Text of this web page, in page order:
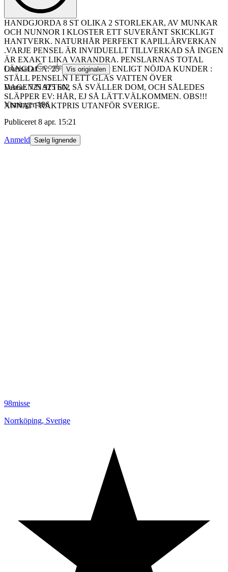
HANDGJORDA 8 ST OLIKA 2 STORLEKAR, AV MUNKAR
OCH NUNNOR I KLOSTER ETT SUVERÄNT SKICKLIGT
HANTVERK. NATURHÅR PERFEKT KAPILLÄRVERKAN
.VARJE PENSEL ÄR INVIDUELLT TILLVERKAD SÅ INGEN
ÄR EXAKT LIKA VARANDRA. PENSLARNAS TOTAL
LÄNGD CA: 25 - 30 CM. TIPS ENLIGT NÖJDA KUNDER :
STÄLL PENSELN I ETT GLAS VATTEN ÖVER
DAGEN/NATTEN, SÅ SVÄLLER DOM, OCH SÅLEDES
SLÄPPER EV: HÅR, EJ SÅ LÄTT.VÄLKOMMEN. OBS!!!
ANNAT FRAKTPRIS UTANFÖR SVERIGE.
Oversat af Vis originalen
Varenr. 725 925 602
Visninger 196
Publiceret 8 apr. 15:21
Anmeld Sælg lignende
98misse
Norrköping, Sverige